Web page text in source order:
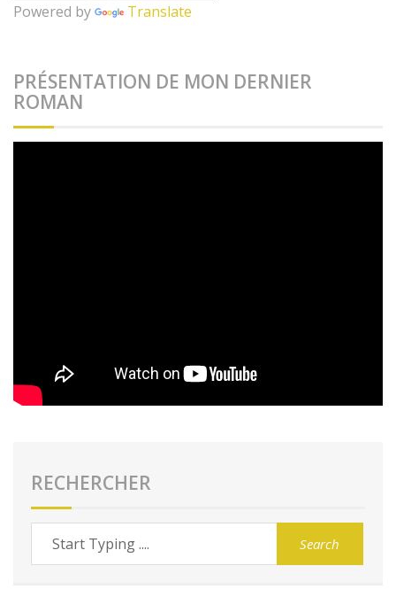
Powered by Translate
PRÉSENTATION DE MON DERNIER
ROMAN
RECHERCHER